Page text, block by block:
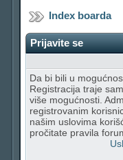
Index boarda
Prijavite se
Da bi bili u
Registracija traje
više mogućnosti.
registrovanim
našim uslovima
pročitate pravila